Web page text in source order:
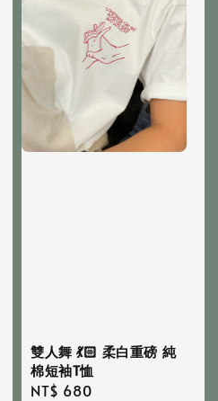
雙人舞 💃🏻 柔白重磅 純
棉短袖T恤
Regular
NT$ 680